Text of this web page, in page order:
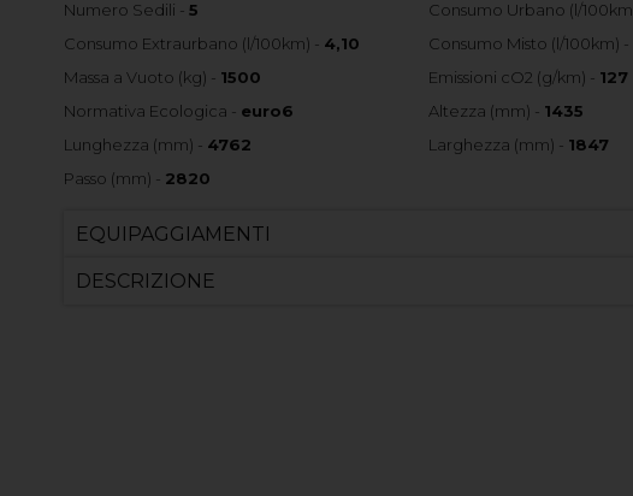
Numero Sedili - 5 Consumo Urbano (l/
Consumo Extraurbano (l/100km) - 4,10 Consumo Misto (l/100km) -
Massa a Vuoto (kg) - 1500 Emissioni cO2 (g/km) - 127
Normativa Ecologica - euro6 Altezza (mm) - 1435
Lunghezza (mm) - 4762 Larghezza (mm) - 1847
Passo (mm) - 2820
EQUIPAGGIAMENTI
DESCRIZIONE